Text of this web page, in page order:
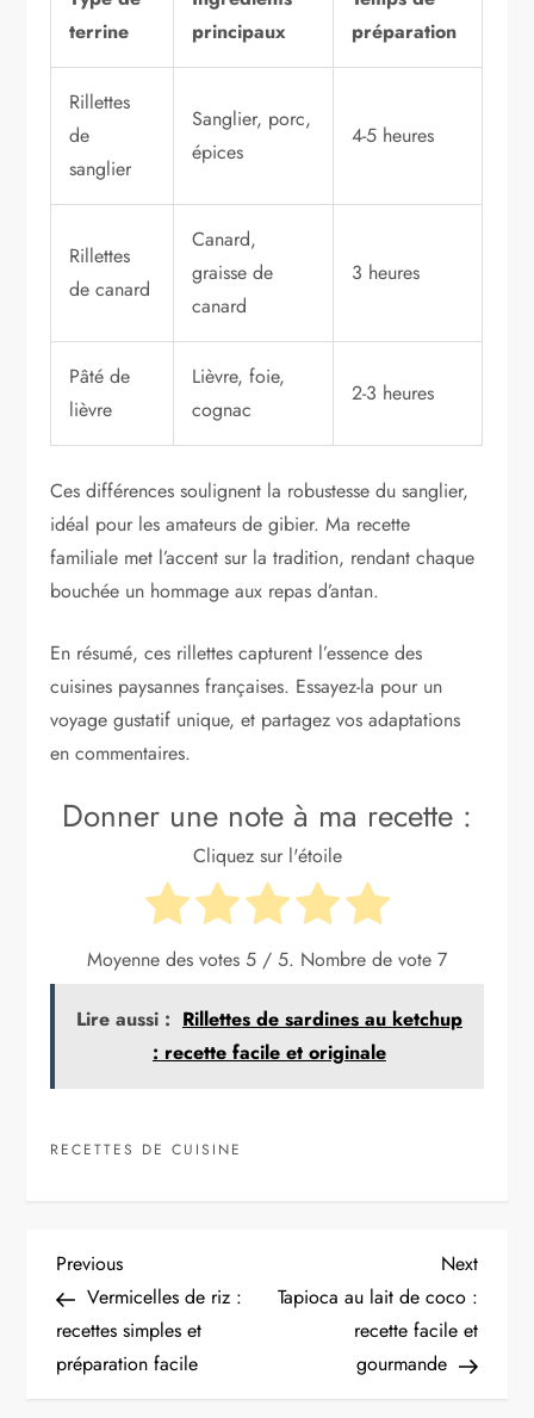
terrine
principaux
préparation
Rillettes
de
sanglier
Sanglier, porc,
épices
4-5 heures
Rillettes
de canard
Canard,
graisse de
canard
3 heures
Pâté de
lièvre
Lièvre, foie,
cognac
2-3 heures
Ces différences soulignent la robustesse du sanglier,
idéal pour les amateurs de gibier. Ma recette
familiale met l’accent sur la tradition, rendant chaque
bouchée un hommage aux repas d’antan.
En résumé, ces rillettes capturent l’essence des
cuisines paysannes françaises. Essayez-la pour un
voyage gustatif unique, et partagez vos adaptations
en commentaires.
Donner une note à ma recette :
Cliquez sur l'étoile
Moyenne des votes 5 / 5. Nombre de vote 7
Lire aussi : Rillettes de sardines au ketchup
: recette facile et originale
RECETTES DE CUISINE
N
a
v
Previous
Post
Previous
Vermicelles de riz :
recettes simples et
préparation facile
Next
Post
Next
Tapioca au lait de coco :
recette facile et
gourmande